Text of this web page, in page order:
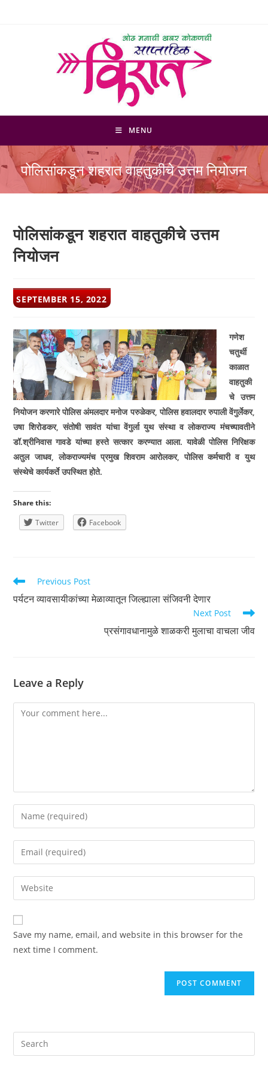
MENU
पोलिसांकडून शहरात वाहतुकीचे उत्तम नियोजन
पोलिसांकडून शहरात वाहतुकीचे उत्तम
नियोजन
POST
PUBLISHED:
SEPTEMBER 15, 2022
गणेश
चतुर्थी
काळात
वाहतुकी
चे उत्तम
नियोजन करणारे पोलिस अंमलदार मनोज परुळेकर, पोलिस हवालदार रुपाली वेंगुर्लेकर,
उषा शिरोडकर, संतोषी सावंत यांचा वेंगुर्ला युथ संस्था व लोकराज्य मंचच्यावतीने
डॉ.श्रीनिवास गावडे यांच्या हस्ते सत्कार करण्यात आला. यावेळी पोलिस निरिक्षक
अतुल जाधव, लोकराज्यमंच प्रमुख शिवराम आरोलकर, पोलिस कर्मचारी व युथ
संस्थेचे कार्यकर्ते उपस्थित होते.
Share this:
Twitter
Facebook
Read
more
articles
Previous Post
पर्यटन व्यावसायीकांच्या मेळाव्यातून जिल्ह्याला संजिवनी देणार
Next Post
प्रसंगावधानामुळे शाळकरी मुलाचा वाचला जीव
Leave a Reply
Comment
Enter
your
name
comment
Enter
your
email
address
comment
Enter
your
website
URL
(optional)
Save my name, email, and website in this browser for the
next time I comment.